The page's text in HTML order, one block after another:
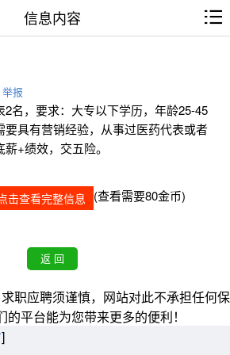
信息内容
举报
名，要求：大专以下学历，年龄25-45
要具有营销经验，从事过医药代表或者
+绩效，交五险。
击查看完整信息 (查看需要80金币)
职应聘须谨慎，网站对此不承担任何保
平台能为您带来更多的便利！
]